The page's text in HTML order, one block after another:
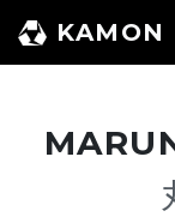
ン
KAMON